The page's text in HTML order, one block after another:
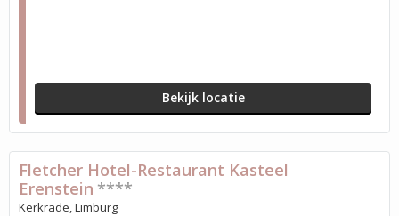
Bekijk locatie
Fletcher Hotel-Restaurant Kasteel
Erenstein ****
Kerkrade, Limburg